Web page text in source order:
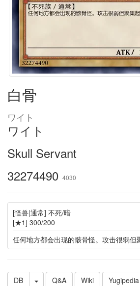
白骨
ワイト
ワイト
Skull Servant
32274490 4030
[怪兽|通常] 不死/暗
[★1] 300/200
任何地方都会出现的骸骨怪。攻击很弱但
DB Q&A Wiki Yugipedia